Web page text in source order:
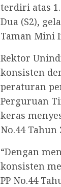
terdiri atas
Dua (S2),
Taman Mini
Rektor
konsisten
peraturan
Perguruan
keras
No.44
“Dengan
konsisten
PP No.44